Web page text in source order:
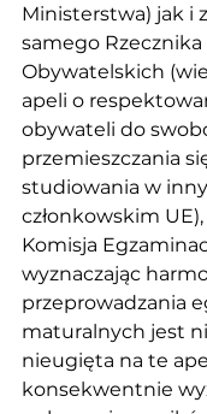
Ministerstwa) jak i
samego Rzecznika
Obywatelskich
apeli o
obywateli do
przemieszczania
studiowania w
członkowskim
Komisja
wyznaczając
przeprowadzania
maturalnych jest
nieugięta na te
konsekwentnie